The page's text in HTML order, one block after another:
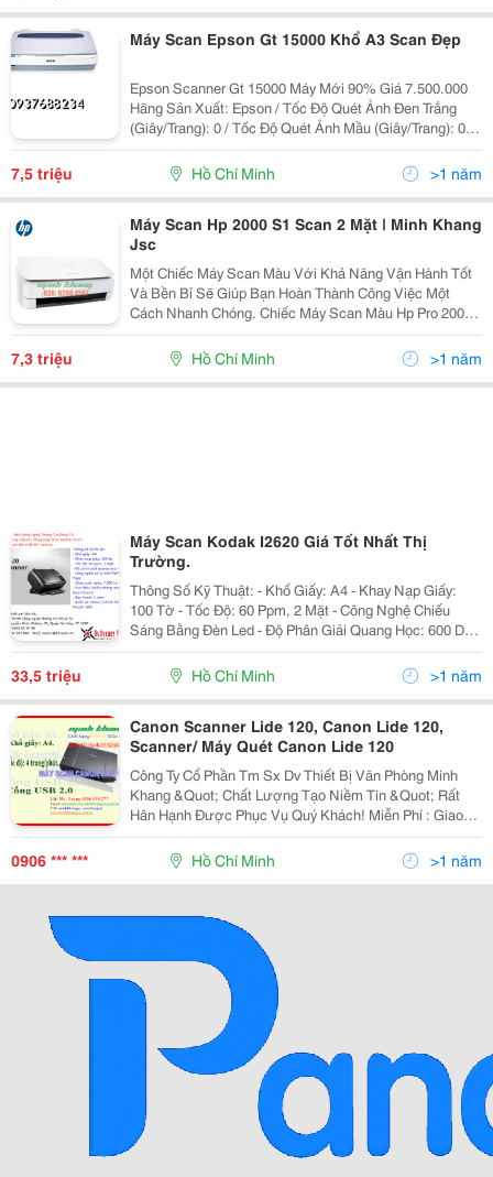
Máy Scan Epson Gt 15000 Khổ A3 Scan Đẹp
Epson Scanner Gt 15000 Máy Mới 90% Giá 7.500.000
Hãng Sản Xuất: Epson / Tốc Độ Quét Ảnh Đen Trắng
(Giây/Trang): 0 / Tốc Độ Quét Ảnh Mầu (Giây/Trang): 0 /
Hỗ Trợ Giấy: A3/ Độ Phân Giải Quang Học: 600X600Dpi
/ Độ Phân Giải Tối Đa: 9600X9600Dpi /
7,5 triệu Hồ Chí Minh >1 năm
Máy Scan Hp 2000 S1 Scan 2 Mặt | Minh Khang
Jsc
Một Chiếc Máy Scan Màu Với Khả Năng Vận Hành Tốt
Và Bền Bỉ Sẽ Giúp Bạn Hoàn Thành Công Việc Một
Cách Nhanh Chóng. Chiếc Máy Scan Màu Hp Pro 2000
S1-L2759A Mang Trong Mình Kiểu Dáng Gọn Nhẹ Và Đi
Kèm Là Tông Màu Trắng Bắt Mắt Sẽ Giúp Tạo Điểm
Nhấn Cho
7,3 triệu Hồ Chí Minh >1 năm
Máy Scan Kodak I2620 Giá Tốt Nhất Thị
Trường.
Thông Số Kỹ Thuật: - Khổ Giấy: A4 - Khay Nạp Giấy:
100 Tờ - Tốc Độ: 60 Ppm, 2 Mặt - Công Nghệ Chiếu
Sáng Bằng Đèn Led - Độ Phân Giải Quang Học: 600 Dpi
- Công Nghệ Xử Lý Ảnh Perfect Page - Công Suất Ngày:
7.000 Tờ - Nút Điều K
33,5 triệu Hồ Chí Minh >1 năm
Canon Scanner Lide 120, Canon Lide 120,
Scanner/ Máy Quét Canon Lide 120
Công Ty Cổ Phần Tm Sx Dv Thiết Bị Văn Phòng Minh
Khang &Quot; Chất Lượng Tạo Niềm Tin &Quot; Rất
Hân Hạnh Được Phục Vụ Quý Khách! Miễn Phí : Giao
Hàng Tận Nơi. Hỗ Trợ: : Lắp Đặt, Hướng Dẫn Cách Sử
Dụng Tận Nơi. Đặc Biệt : Bảo Hành Tận
0906 *** *** Hồ Chí Minh >1 năm